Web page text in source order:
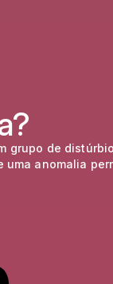
grupo de
anomalia